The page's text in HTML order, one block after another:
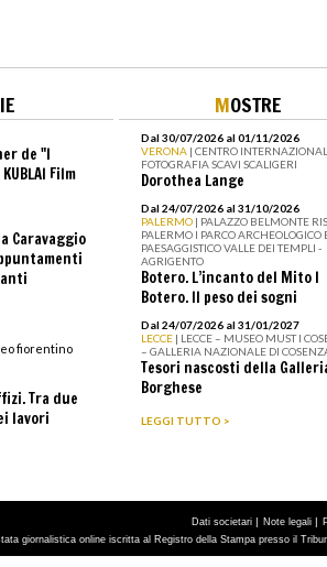
de "I
KUBLAI Film
Caravaggio
fiorentino
Tra due
lavori
MOSTRE
Dal 30/07/2026 al 01/11/2026
VERONA | CENTRO
FOTOGRAFIA SCAVI SCALIGERI
Dorothea Lange
Dal 24/07/2026 al 31/10/2026
PALERMO | PALAZZO BELMONTE
PALERMO I PARCO ARCHEOLOGICO
PAESAGGISTICO VALLE DEI TEMPLI -
AGRIGENTO
Botero. L’incanto del Mito I
Botero. Il peso dei sogni
Dal 24/07/2026 al 31/01/2027
LECCE | LECCE – MUSEO MUST I
– GALLERIA NAZIONALE DI
Tesori nascosti della
Borghese
LEGGI TUTTO >
Dati societari | Note legali |
giornalistica online iscritta al Registro della Stampa presso il